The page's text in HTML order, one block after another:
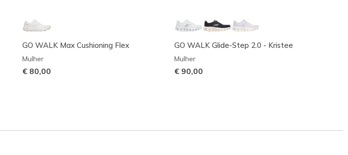
GO WALK Max Cushioning Flex
Mulher
€ 80,00
GO WALK Glide-Step 2.0 - Kristee
Mulher
€ 90,00